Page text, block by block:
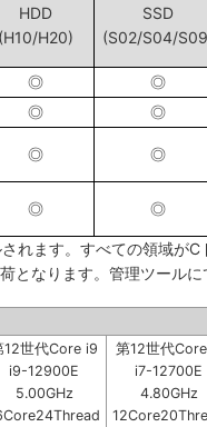
HDD
(H10/H20)
SSD
(S02/S04/
◎
◎
◎
◎
◎ ◎
◎ ◎
れます。すべての領域がC
となります。管理ツール
12世代Core i9
i9-12900E
5.00GHz
第12世代
i7-12700E
4.80GHz